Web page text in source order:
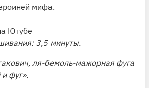
мифа.
Ютубе
3,5 минуты.
ля-бемоль-мажорная фуга
фуг».